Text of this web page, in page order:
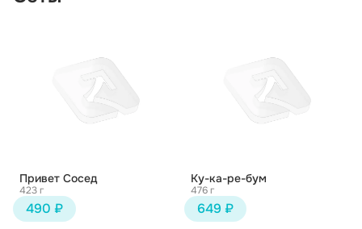
Привет Сосед
423 г
490 ₽
Ку-ка-ре-бум
476 г
649 ₽